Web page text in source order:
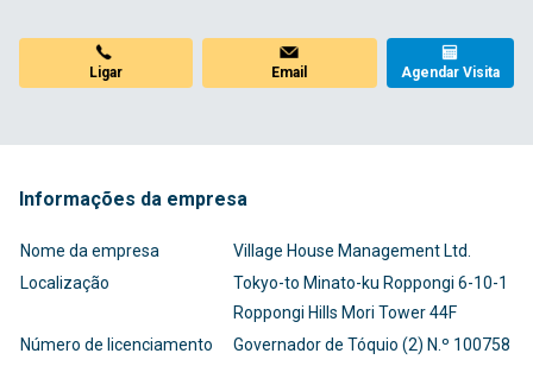
Ligar Email Agendar Visita
Informações da empresa
Nome da empresa
Village House Management Ltd.
Localização
Tokyo-to Minato-ku Roppongi 6-10-1
Roppongi Hills Mori Tower 44F
Número de licenciamento
Governador de Tóquio (2) N.º 100758